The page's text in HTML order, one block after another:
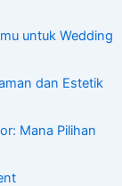
untuk Wedding
dan Estetik
Mana Pilihan